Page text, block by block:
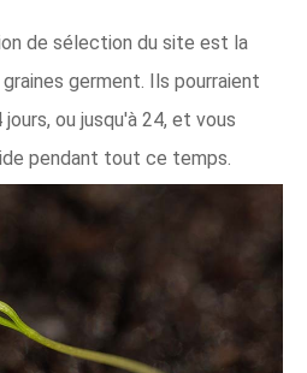
de sélection du site est la
germent. Ils pourraient
ou jusqu'à 24, et vous
pendant tout ce temps.